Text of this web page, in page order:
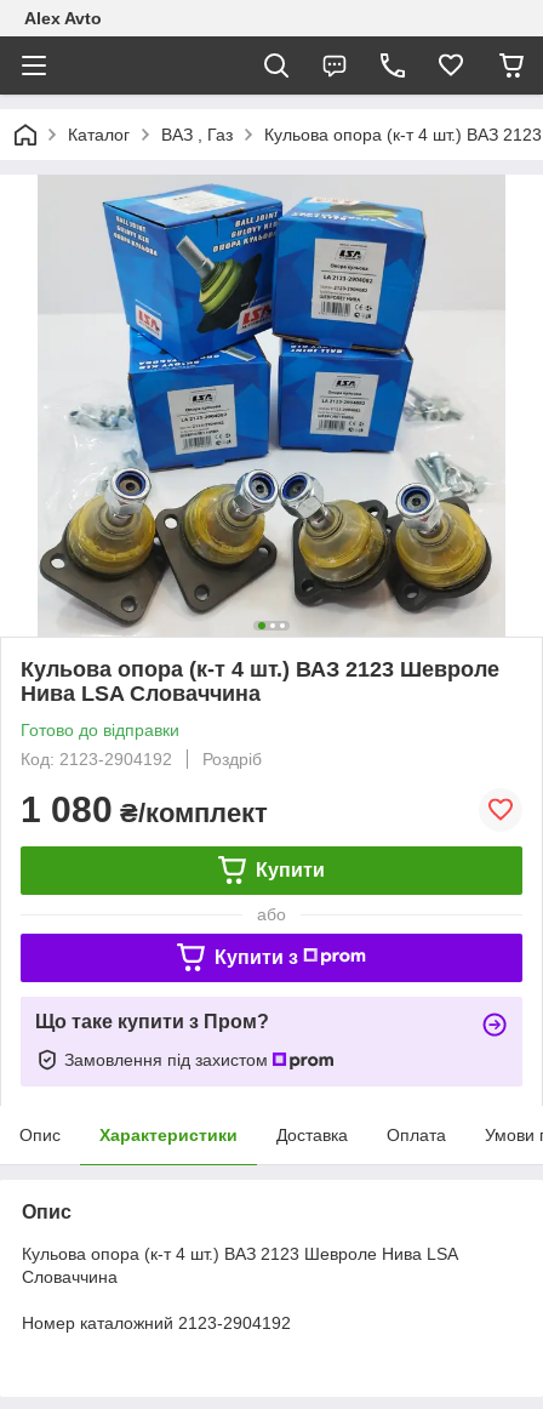
Alex Avto
Каталог ВАЗ , Газ Кульова опора (к-т 4 шт.) ВАЗ
Кульова опора (к-т 4 шт.) ВАЗ 2123 Шевроле
Нива LSA Словаччина
Готово до відправки
Код: 2123-2904192
Роздріб
1 080 ₴/комплект
Купити
або
Купити з
Що таке купити з Пром?
Замовлення під захистом
Опис Характеристики Доставка Оплата Умови
Опис
Кульова опора (к-т 4 шт.) ВАЗ 2123 Шевроле Нива LSA
Словаччина
Номер каталожний 2123-2904192